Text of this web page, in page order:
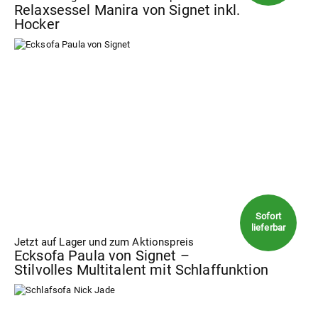
Relaxsessel Manira von Signet inkl.
Hocker
Jetzt auf Lager und zum Aktionspreis
Ecksofa Paula von Signet –
Stilvolles Multitalent mit Schlaffunktion